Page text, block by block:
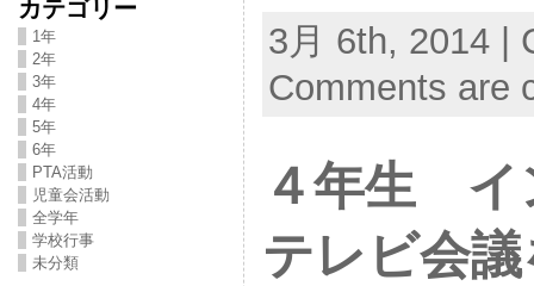
カテゴリー
1年
2年
3年
4年
5年
6年
PTA活動
児童会活動
全学年
学校行事
未分類
3月 6th, 2014 |
Comments are
４年生 イ
テレビ会